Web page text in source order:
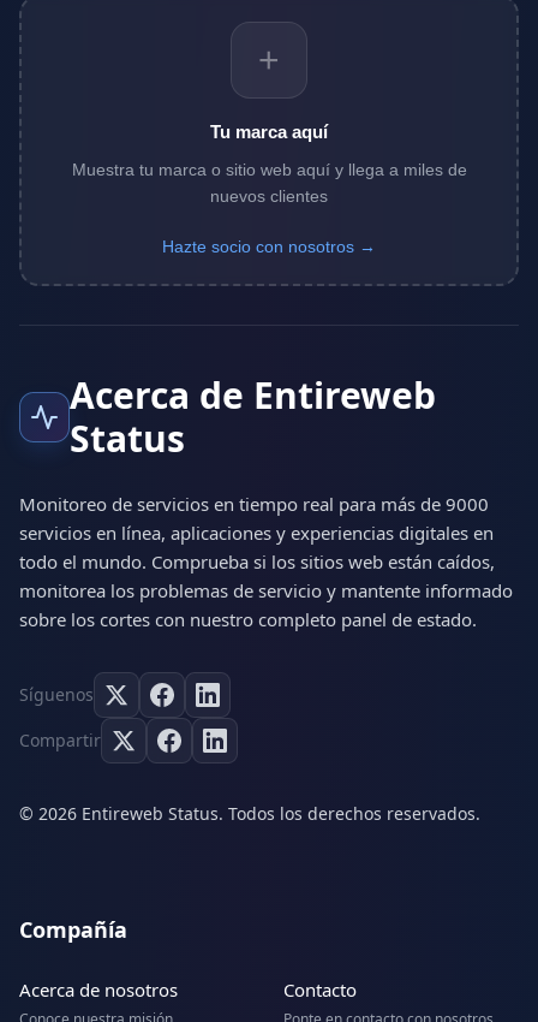
+
Tu marca aquí
Muestra tu marca o sitio web aquí y llega a miles de
nuevos clientes
Hazte socio con nosotros →
Acerca de Entireweb
Status
Monitoreo de servicios en tiempo real para más de 9000
servicios en línea, aplicaciones y experiencias digitales en
todo el mundo. Comprueba si los sitios web están caídos,
monitorea los problemas de servicio y mantente informado
sobre los cortes con nuestro completo panel de estado.
Síguenos
Compartir
© 2026 Entireweb Status. Todos los derechos reservados.
Compañía
Acerca de nosotros Contacto